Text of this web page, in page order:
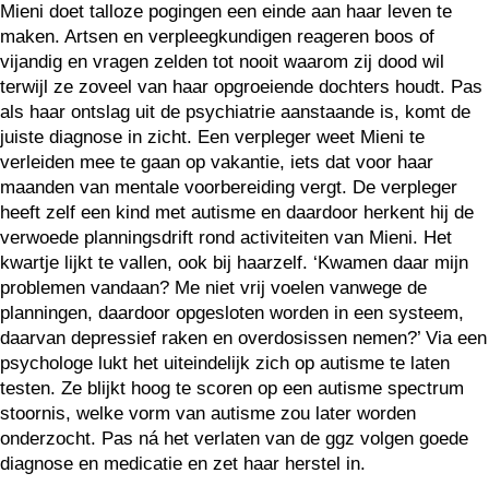
Mieni doet talloze pogingen een einde aan haar leven te
maken. Artsen en verpleegkundigen reageren boos of
vijandig en vragen zelden tot nooit waarom zij dood wil
terwijl ze zoveel van haar opgroeiende dochters houdt. Pas
als haar ontslag uit de psychiatrie aanstaande is, komt de
juiste diagnose in zicht. Een verpleger weet Mieni te
verleiden mee te gaan op vakantie, iets dat voor haar
maanden van mentale voorbereiding vergt. De verpleger
heeft zelf een kind met autisme en daardoor herkent hij de
verwoede planningsdrift rond activiteiten van Mieni. Het
kwartje lijkt te vallen, ook bij haarzelf. ‘Kwamen daar mijn
problemen vandaan? Me niet vrij voelen vanwege de
planningen, daardoor opgesloten worden in een systeem,
daarvan depressief raken en overdosissen nemen?’ Via een
psychologe lukt het uiteindelijk zich op autisme te laten
testen. Ze blijkt hoog te scoren op een autisme spectrum
stoornis, welke vorm van autisme zou later worden
onderzocht. Pas ná het verlaten van de ggz volgen goede
diagnose en medicatie en zet haar herstel in.